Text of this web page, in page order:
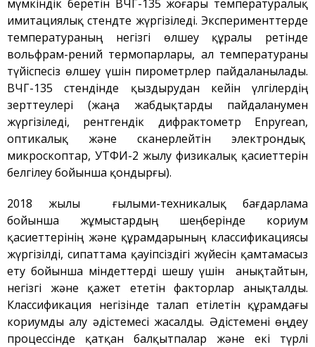
мониторингі
Зерттеу реакторларын
конверсиялау
Сутекті энергетика
Жаңалықтар
Жарияланымдармен
өнертабыстар
Хабарландырулар
Қауіпсіздік
Фотоальбом
Қызметтер
«Маяк» қонақ үйі
Метрологиялық қызмет
Қысымдағы ыдыстар
Қауiпсiздiк сараптамасы
Құжаттаманы әзірлеу
мүмкіндік беретін ВЧГ-135 жоғары температуралық
имитациялық стендте жүргізіледі. Эксперименттерде
температураның негізгі өлшеу құралы ретінде
вольфрам-рений термопарлары, ал температураны
түйіспесіз өлшеу үшін пирометрлер пайдаланылады.
ВЧГ-135 стендінде қыздырудан кейін үлгілердің
зерттеулері (жаңа жабдықтарды пайдаланумен
жүргізіледі, рентгендік дифрактометр Enpyrean,
оптикалық және сканерлейтін электрондық
микроскоптар, УТФИ-2 жылу физикалық қасиеттерін
белгілеу бойынша қондырғы).
2018 жылы ғылыми-техникалық бағдарлама
бойынша жұмыстардың шеңберінде кориум
қасиеттерінің және құрамдарының классификациясы
жүргізілді, сипаттама қауіпсіздігі жүйесін қамтамасыз
ету бойынша міндеттерді шешу үшін анықтайтын,
негізгі және қажет ететін факторлар анықталды.
Классификация негізінде талап етілетін құрамдағы
кориумды алу әдістемесі жасалды. Әдістемені өңдеу
процессінде қатқан балқытпалар және екі түрлі